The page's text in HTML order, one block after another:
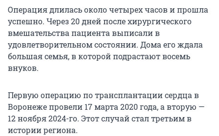
Операция длилась около четырех часов и прошла
успешно. Через 20 дней после хирургического
вмешательства пациента выписали в
удовлетворительном состоянии. Дома его ждала
большая семья, в которой подрастают восемь
внуков.
Первую операцию по трансплантации сердца в
Воронеже провели 17 марта 2020 года, а вторую —
12 ноября 2024-го. Этот случай стал третьим в
истории региона.